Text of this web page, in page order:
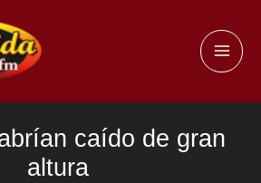
caído de gran
altura